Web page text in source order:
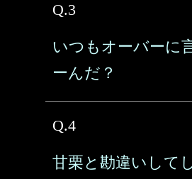
Q.3
いつもオーバーに
ーんだ？
Q.4
甘栗と勘違いして